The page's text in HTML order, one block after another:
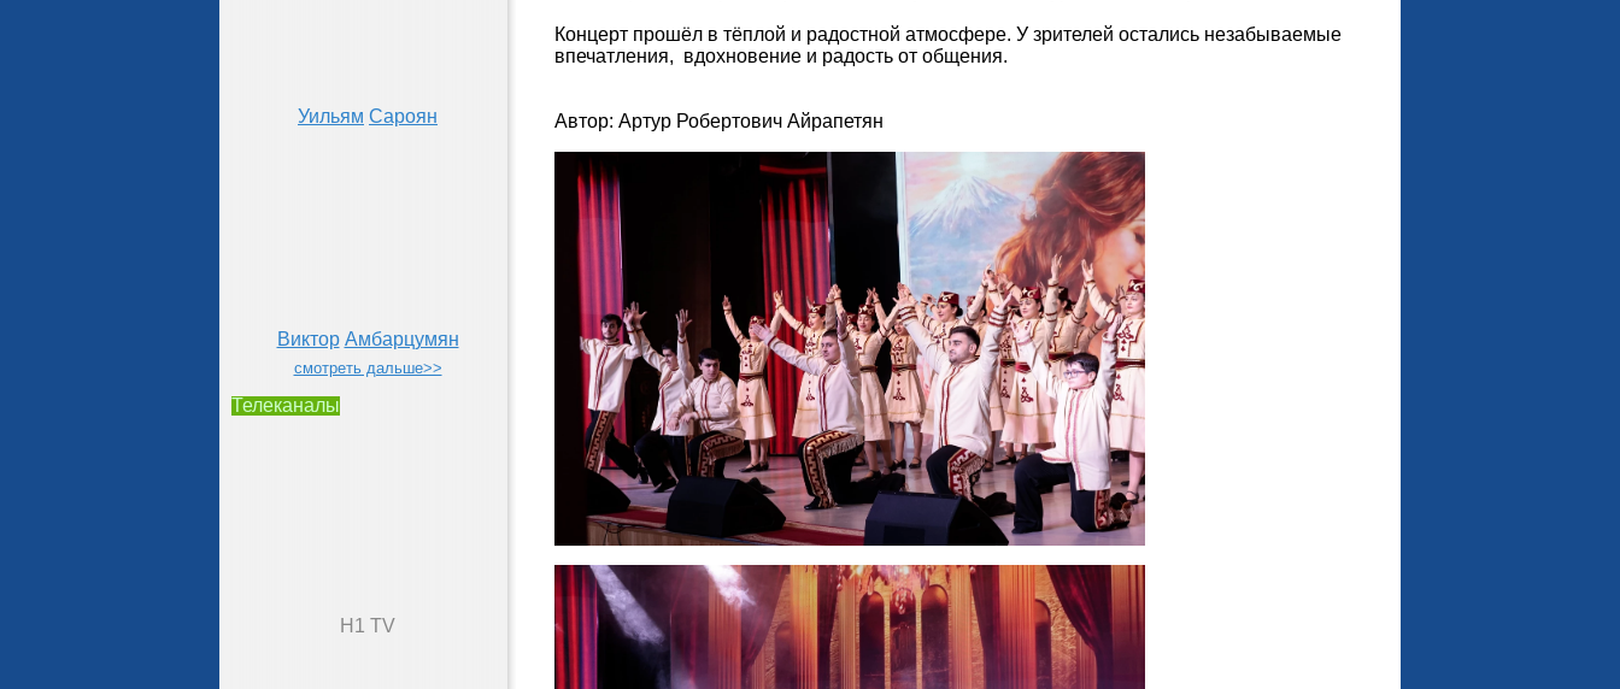
Концерт прошёл в тёплой и радостной атмосфере. У зрителей остались незабываемые
впечатления, вдохновение и радость от общения.
Автор: Артур Робертович Айрапетян
Уильям Сароян
Виктор Амбарцумян
смотреть дальше>>
Телеканалы
H1 TV